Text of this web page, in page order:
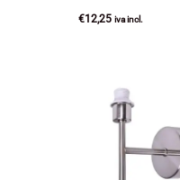
€12,25 iva incl.